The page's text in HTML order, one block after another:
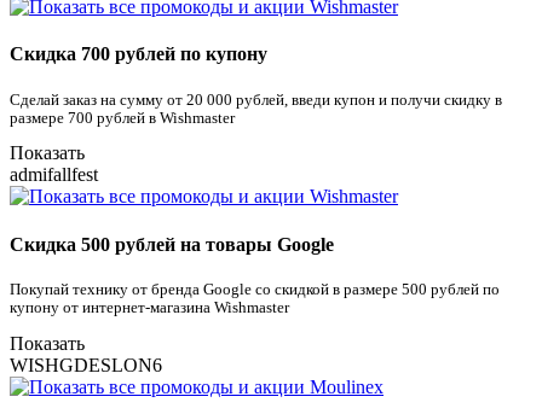
Скидка 700 рублей по купону
Сделай заказ на сумму от 20 000 рублей, введи купон и получи скидку в
размере 700 рублей в Wishmaster
Показать
admifallfest
Скидка 500 рублей на товары Google
Покупай технику от бренда Google со скидкой в размере 500 рублей по
купону от интернет-магазина Wishmaster
Показать
WISHGDESLON6